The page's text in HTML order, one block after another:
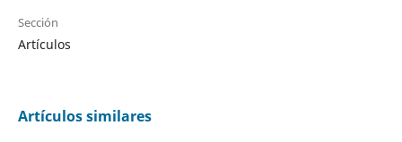
Sección
Artículos
Artículos similares